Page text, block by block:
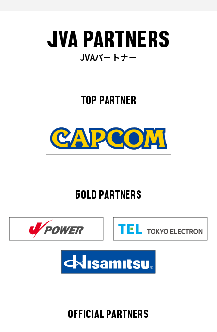
JVA PARTNERS
JVAパートナー
TOP PARTNER
GOLD PARTNERS
OFFICIAL PARTNERS